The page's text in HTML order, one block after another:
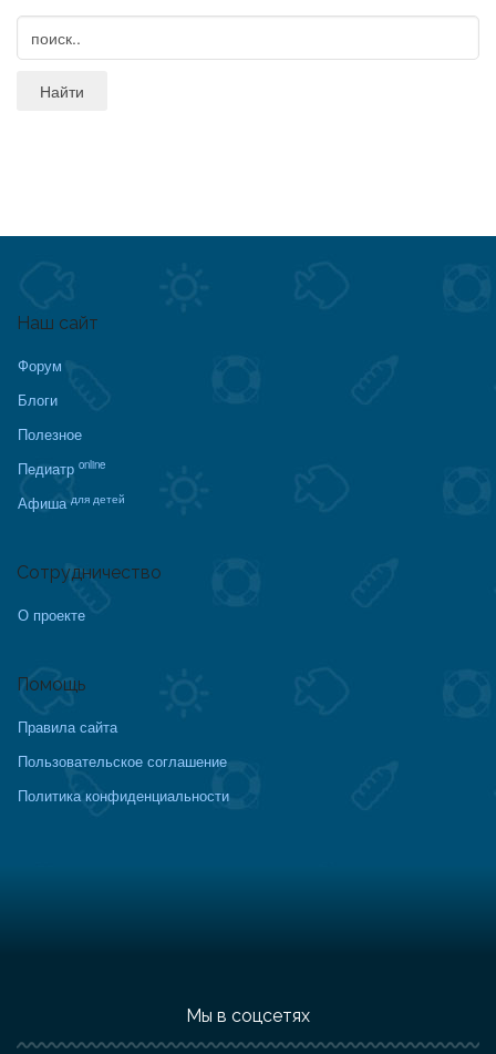
Наш сайт
Форум
Блоги
Полезное
Педиатр online
Афиша для детей
Сотрудничество
О проекте
Помощь
Правила сайта
Пользовательское соглашение
Политика конфиденциальности
Мы в соцсетях